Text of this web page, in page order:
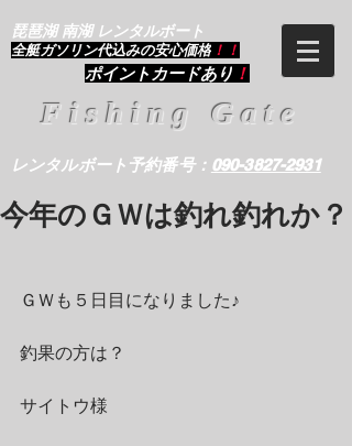
琵琶湖 南湖 レンタルボート
​全艇ガソリン代込みの安心価格 ！！
ポイントカードあり ！
Fishing Gate
レンタルボート予約番号： 090-3827-2931
今年のＧＷは釣れ釣れか？
ＧＷも５日目になりました♪
釣果の方は？
サイトウ様